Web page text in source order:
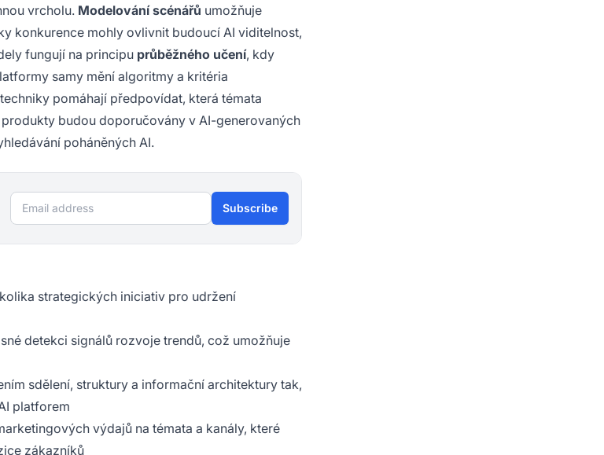
vrcholu. Modelování scénářů umožňuje
konkurence mohly ovlivnit budoucí AI viditelnost,
fungují na principu průběžného učení, kdy
samy mění algoritmy a kritéria
pomáhají předpovídat, která témata
produkty budou doporučovány v AI-generovaných
poháněných AI.
Email address Subscribe
strategických iniciativ pro udržení
detekci signálů rozvoje trendů, což umožňuje
sdělení, struktury a informační architektury tak,
platforem
výdajů na témata a kanály, které
zákazníků